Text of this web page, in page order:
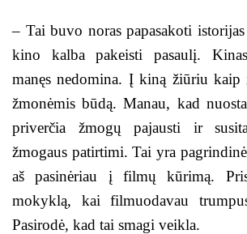
– Tai buvo noras papasakoti
kino kalba pakeisti pasaulį.
manęs nedomina. Į kiną žiūriu kaip
žmonėmis būdą. Manau, kad
priverčia žmogų pajausti ir
žmogaus patirtimi. Tai yra
aš pasinėriau į filmų kūrimą.
mokyklą, kai filmuodavau
Pasirodė, kad tai smagi veikla.